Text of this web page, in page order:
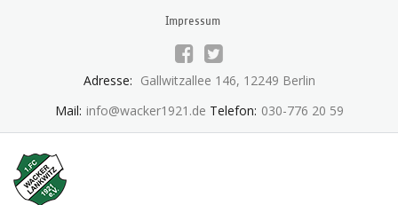
Impressum
Adresse: Gallwitzallee 146, 12249 Berlin
Mail: info@wacker1921.de Telefon: 030-776 20 59